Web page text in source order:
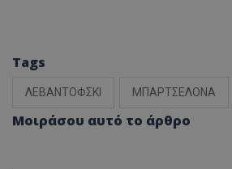
Tags
ΛΕΒΑΝΤΟΦΣΚΙ ΜΠΑΡΤΣΕΛΟΝΑ
Μοιράσου αυτό το άρθρο